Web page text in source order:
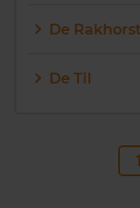
De Rakhorst
De Til
1